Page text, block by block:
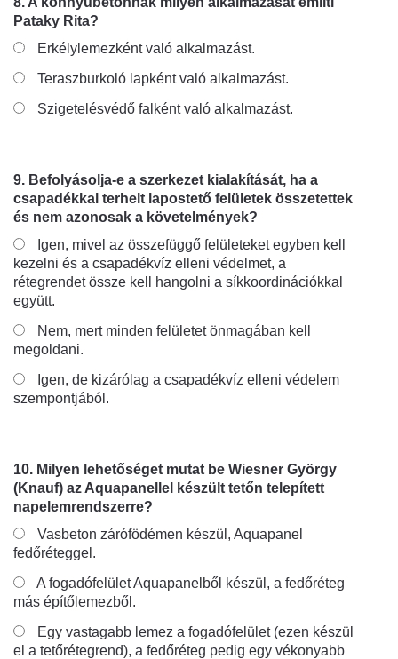
Pataky Rita?
Erkélylemezként való alkalmazást.
Teraszburkoló lapként való alkalmazást.
Szigetelésvédő falként való alkalmazást.
9. Befolyásolja-e a szerkezet kialakítását, ha a
csapadékkal terhelt lapostető felületek összetettek
és nem azonosak a követelmények?
Igen, mivel az összefüggő felületeket egyben kell
kezelni és a csapadékvíz elleni védelmet, a
rétegrendet össze kell hangolni a síkkoordinációkkal
együtt.
Nem, mert minden felületet önmagában kell
megoldani.
Igen, de kizárólag a csapadékvíz elleni védelem
szempontjából.
10. Milyen lehetőséget mutat be Wiesner György
(Knauf) az Aquapanellel készült tetőn telepített
napelemrendszerre?
Vasbeton zárófödémen készül, Aquapanel
fedőréteggel.
A fogadófelület Aquapanelből készül, a fedőréteg
más építőlemezből.
Egy vastagabb lemez a fogadófelület (ezen készül
el a tetőrétegrend), a fedőréteg pedig egy vékonyabb